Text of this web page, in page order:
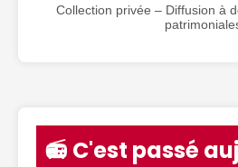
Collection privée – Diffusion à
📻 C'est passé